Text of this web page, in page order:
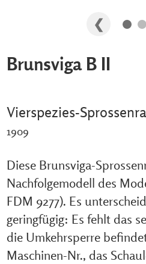
Brunsviga B II
Vierspezies-
1909
Diese Brunsviga-
Nachfolgemodell des
FDM 9277). Es
geringfügig: Es fehlt das
die Umkehrsperre
Maschinen-Nr., das